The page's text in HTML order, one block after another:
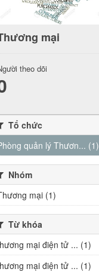
mại
theo dõi
Tổ chức
quản lý Thươn... (1)
Nhóm
mại (1)
Từ khóa
mại điện tử ... (1)
mại điện tử ... (1)